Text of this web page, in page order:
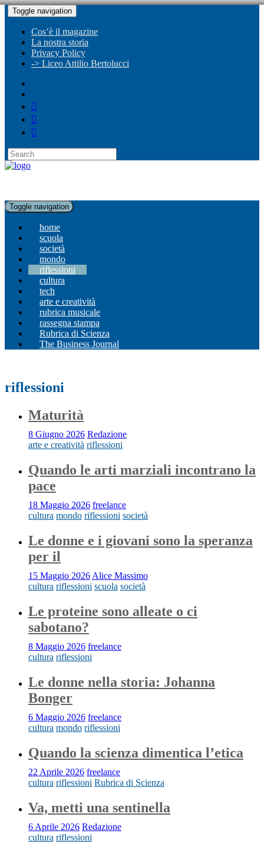
Toggle navigation
Cos’è il magazine
La nostra storia
Privacy Policy
-> Liceo Attilio Bertolucci
Toggle navigation
home
scuola
società
mondo
riflessioni
cultura
tech
arte e creatività
rubrica musicale
rassegna stampa
Rubrica di Scienza
The Business Journal
riflessioni
Maturità
8 Giugno 2026 Redazione
arte e creatività riflessioni
Quando le arti marziali incontrano la
pace
18 Maggio 2026 freelance
cultura mondo riflessioni società
Le donne e i giovani sono la speranza
per il
15 Maggio 2026 Alice Massimo
cultura riflessioni scuola società
Le proteine sono alleate o ci
sabotano?
8 Maggio 2026 freelance
cultura riflessioni
Le donne nella storia: Johanna
Bonger
6 Maggio 2026 freelance
cultura mondo riflessioni
Quando la scienza dimentica l’etica
22 Aprile 2026 freelance
cultura riflessioni Rubrica di Scienza
Va, metti una sentinella
6 Aprile 2026 Redazione
cultura riflessioni